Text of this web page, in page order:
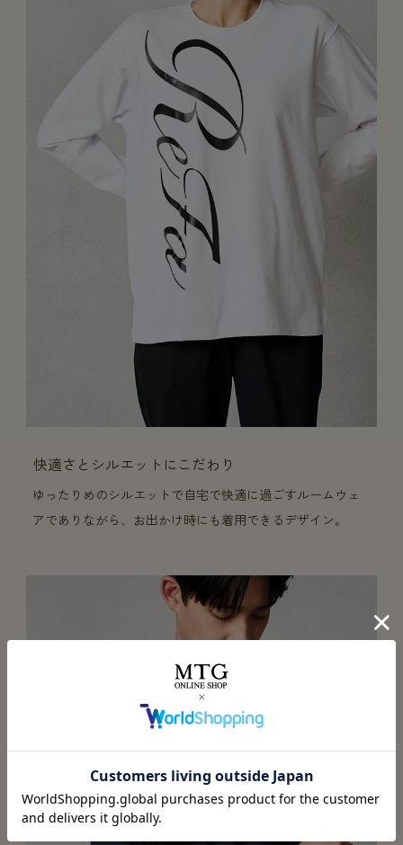
快適さとシルエットにこだわり
ゆったりめのシルエットで自宅で快適に過ごすルームウェ
アでありながら、お出かけ時にも着用できるデザイン。